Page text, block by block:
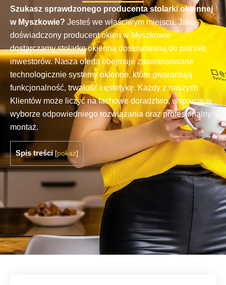
Szukasz sprawdzonego producenta stolarki okiennej
w Myszkowie? Jesteś we właściwym miejscu. Jako
doświadczony producent okien w Myszkowie
dostarczamy stolarkę okienną dostosowaną do potrzeb
inwestorów. Nasza oferta obejmuje zaawansowane
technologicznie systemy okienne, które gwarantują
funkcjonalność, trwałość i estetykę. Każdy z naszych
Klientów może liczyć na fachowe doradztwo, wsparcie w
wyborze odpowiedniego rozwiązania oraz profesjonalny
montaż.
Spis treści [pokaż]